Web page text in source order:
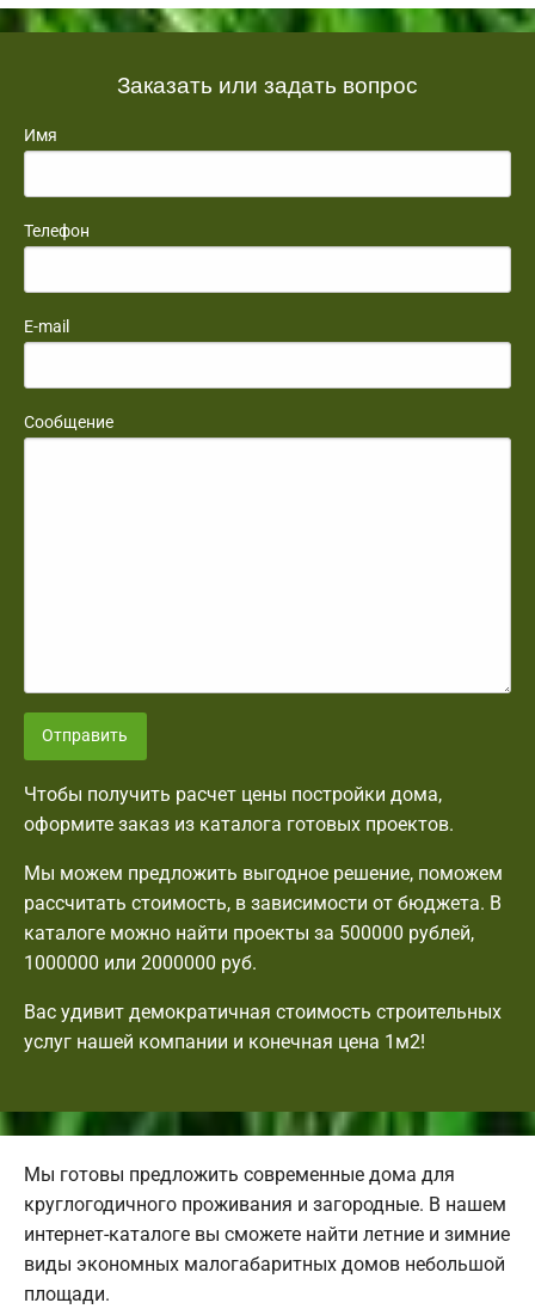
Заказать или задать вопрос
Имя
Телефон
E-mail
Сообщение
Отправить
Чтобы получить расчет цены постройки дома,
оформите заказ из каталога готовых проектов.
Мы можем предложить выгодное решение, поможем
рассчитать стоимость, в зависимости от бюджета. В
каталоге можно найти проекты за 500000 рублей,
1000000 или 2000000 руб.
Вас удивит демократичная стоимость строительных
услуг нашей компании и конечная цена 1м2!
Мы готовы предложить современные дома для
круглогодичного проживания и загородные. В нашем
интернет-каталоге вы сможете найти летние и зимние
виды экономных малогабаритных домов небольшой
площади.